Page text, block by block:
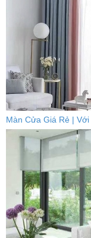
Màn Cửa Giá Rẻ |